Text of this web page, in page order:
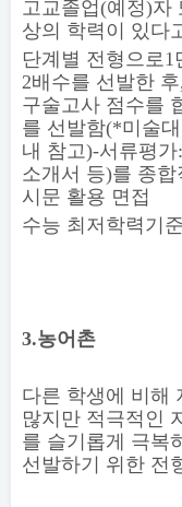
고교졸업(예정)자
상의 학력이 있다
단계별 전형으로1
2배수를 선발한 후
구술고사 점수를
를 선발함(*미술
내 참고)-서류평가:
소개서 등)를 종
시문 활용 면접
수능 최저학력기
3.농어촌
다른 학생에 비해
많지만 적극적인
를 슬기롭게 극복
선발하기 위한 전